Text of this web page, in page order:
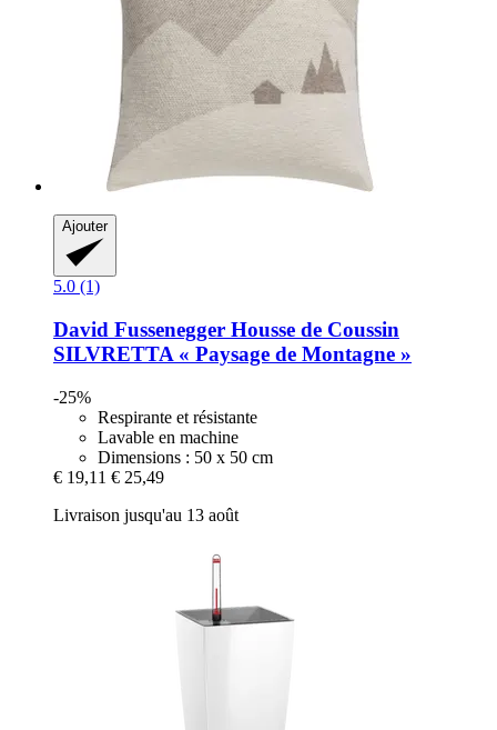
Ajouter
5.0 (1)
David Fussenegger Housse de Coussin
SILVRETTA « Paysage de Montagne »
-25%
Respirante et résistante
Lavable en machine
Dimensions : 50 x 50 cm
€ 19,11 € 25,49
Livraison jusqu'au 13 août